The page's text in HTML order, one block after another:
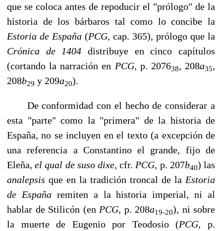
que se coloca antes de repoducir el "prólogo" de la
historia de los bárbaros tal como lo concibe la
Estoria de España (PCG, cap. 365), prólogo que la
Crónica de 1404 distribu­ye en cinco capítulos
(cortando la narración en PCG, p. 207638, 208a35,
208b29 y 209a20).
De conformidad con el hecho de considerar a
esta "parte" como la "primera" de la historia de
España, no se incluyen en el texto (a excepción de
una referencia a Constantino el grande, fijo de
Eleña,el qual de suso dixe,cfr. PCG, p. 207b40) las
analepsis que en la tradición troncal de la Estoria
de España remiten a la historia imperial, ni al
hablar de Stilicón (en PCG, p. 208a19-20), ni sobre
la muerte de Eugenio por Teodosio (PCG,p.